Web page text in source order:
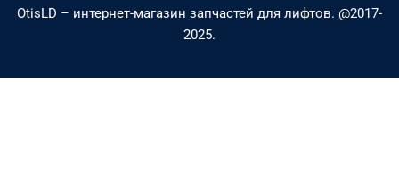
l
e
OtisLD – интернет-магазин запчастей для лифтов. @2017-
2025.